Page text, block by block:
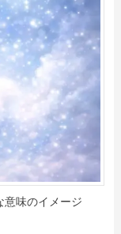
意味のイメージ